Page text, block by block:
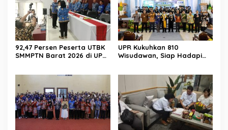
92,47 Persen Peserta UTBK
SMMPTN Barat 2026 di UPR
UPR Kukuhkan 810
Wisudawan, Siap Hadapi